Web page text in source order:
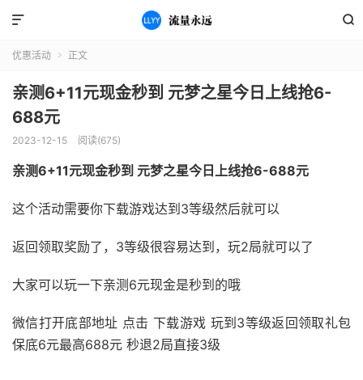


优惠活动  正文
亲测6+11元现金秒到 元梦之星今日上线抢6-
688元
2023-12-15 阅读(675)
亲测6+11元现金秒到 元梦之星今日上线抢6-688元
这个活动需要你下载游戏达到3等级然后就可以
返回领取奖励了，3等级很容易达到，玩2局就可以了
大家可以玩一下亲测6元现金是秒到的哦
微信打开底部地址 点击 下载游戏 玩到3等级返回领取礼包
保底6元最高688元 秒退2局直接3级